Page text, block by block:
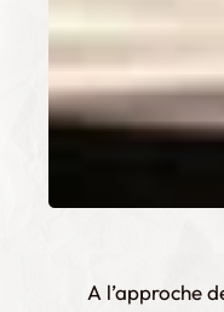
A l’approche